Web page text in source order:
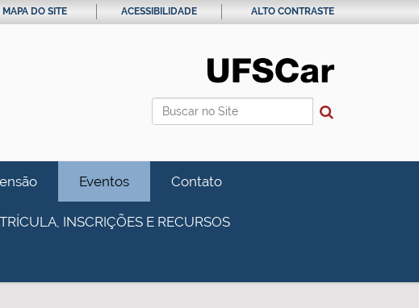
Busca
MAPA DO SITE ACESSIBILIDADE ALTO CONTRASTE
Eventos Contato
INSCRIÇÕES E RECURSOS